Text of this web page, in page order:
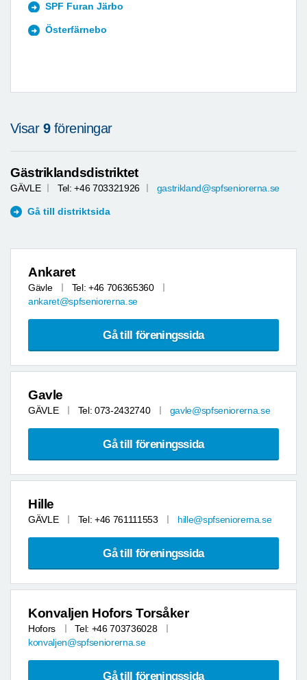
SPF Furan Järbo
Österfärnebo
Visar 9föreningar
Gästriklandsdistriktet
GÄVLE Tel: +46 703321926 gastrikland@spfseniorerna.se
Gå till distriktsida
Ankaret
Gävle
Tel: +46 706365360
ankaret@spfseniorerna.se
Gå till föreningssida
Gavle
GÄVLE Tel: 073-2432740 gavle@spfseniorerna.se
Gå till föreningssida
Hille
GÄVLE Tel: +46 761111553 hille@spfseniorerna.se
Gå till föreningssida
Konvaljen Hofors Torsåker
Hofors
Tel: +46 703736028
konvaljen@spfseniorerna.se
Gå till föreningssida